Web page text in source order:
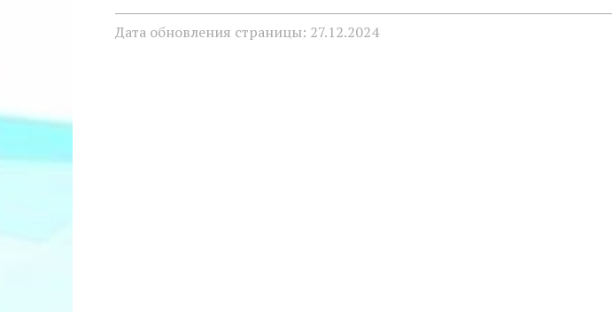
Дата обновления страницы: 27.12.2024